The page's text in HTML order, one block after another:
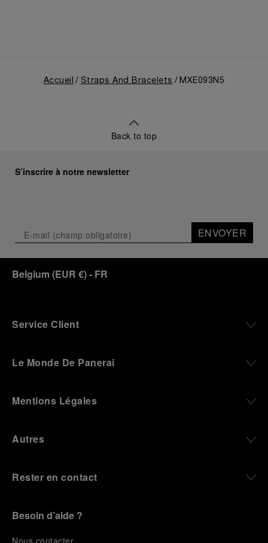
Accueil Straps And Bracelets MXE093N5
Back to top
S’inscrire à notre newsletter
ENVOYER
Belgium (EUR €)- FR
Service Client
Le Monde De Panerai
Mentions Légales
Autres
Rester en contact
Besoin d’aide ?
Nous contacter.